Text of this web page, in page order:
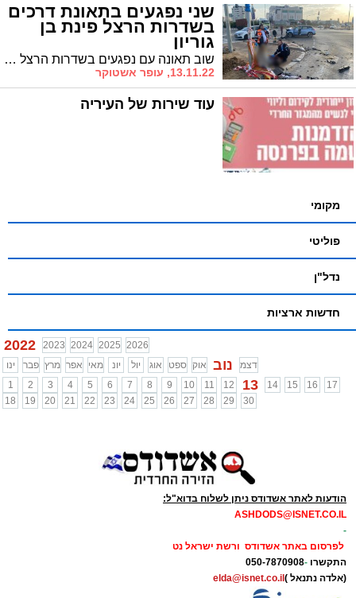
שני נפגעים בתאונת דרכים
בשדרות הרצל פינת בן
גוריון
שוב תאונה עם נפגעים בשדרות הרצל פינת בן גוריון באשדוד. לאחר טיפול רפואי ראשוני, פונו השניים להמשך טיפול באסותא
13.11.22, עופר אשטוקר
עוד שירות של העיריה
מקומי
פוליטי
נדל"ן
חדשות ארציות
2022 2023 2024 2025 2026
ינו
פבר מרץ אפר מאי יונ יול אוג ספט אוק נוב
דצמ
1
2 3 4 5 6 7 8 9 10 11 12 13 14 15 16
17
18
19 20 21 22 23 24 25 26 27 28 29 30
הודעות לאתר אשדודס ניתן לשלוח בדוא"ל:
ASHDODS@ISNET.CO.IL
-
לפרסום באתר אשדודס ורשת ישראל נט
התקשרו -
050-7870908
(אלדה נתנאל ) elda@isnet.co.il